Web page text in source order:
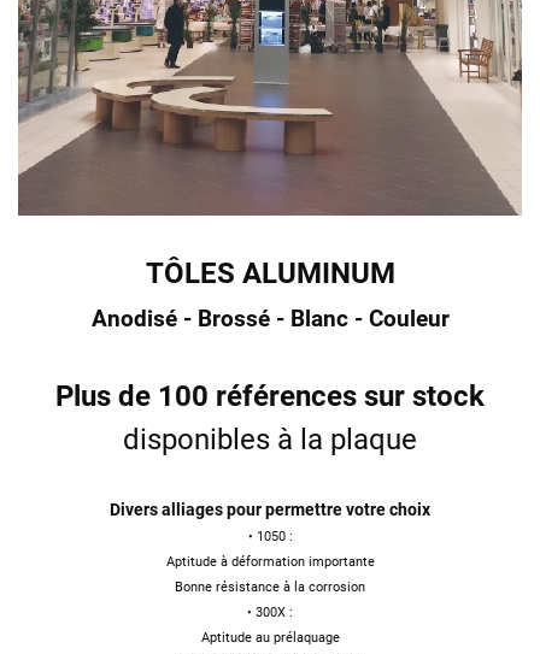
TÔLES ALUMINUM
Anodisé - Brossé - Blanc - Couleur
Plus de 100 références sur stock
disponibles à la plaque
Divers alliages pour permettre votre choix
• 1050 :
Aptitude à déformation importante
Bonne résistance à la corrosion
• 300X :
Aptitude au prélaquage